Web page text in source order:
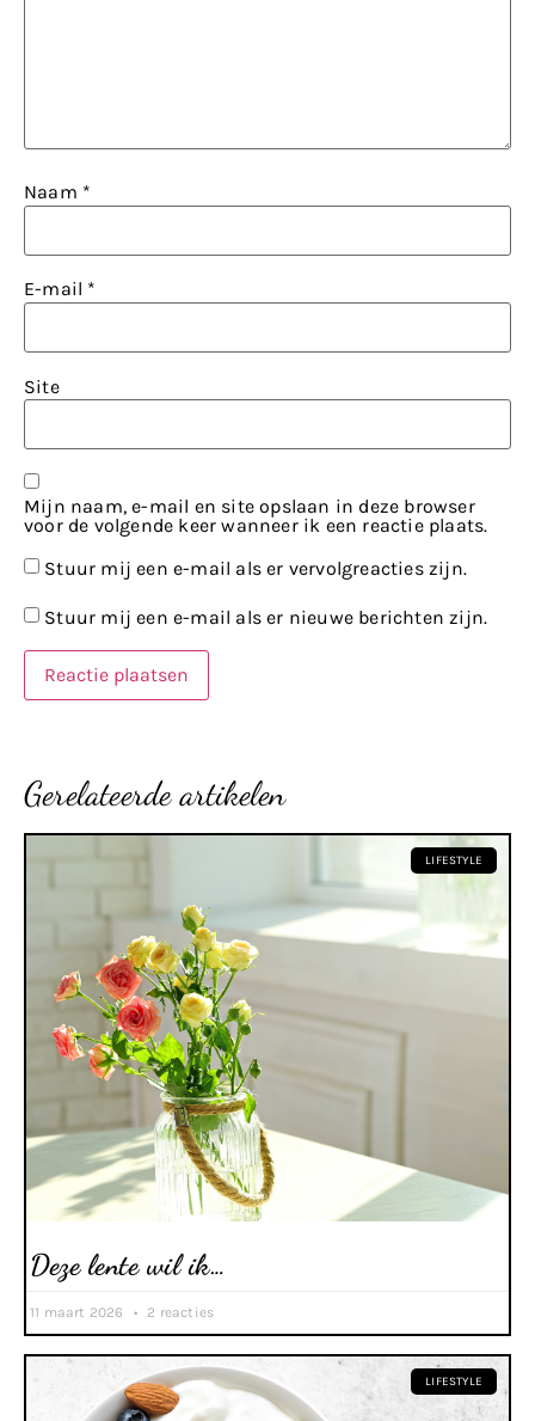
Naam *
E-mail *
Site
Mijn naam, e-mail en site opslaan in deze browser
voor de volgende keer wanneer ik een reactie plaats.
Stuur mij een e-mail als er vervolgreacties zijn.
Stuur mij een e-mail als er nieuwe berichten zijn.
Gerelateerde artikelen
LIFESTYLE
Deze lente wil ik…
11 maart 2026 2 reacties
LIFESTYLE